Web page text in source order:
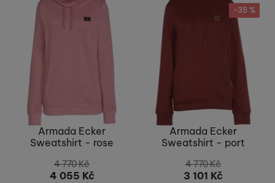
Armada Ecker
Sweatshirt - rose
4 770Kč
4 055 Kč
-35 %
Armada Ecker
Sweatshirt - port
4 770Kč
3 101 Kč